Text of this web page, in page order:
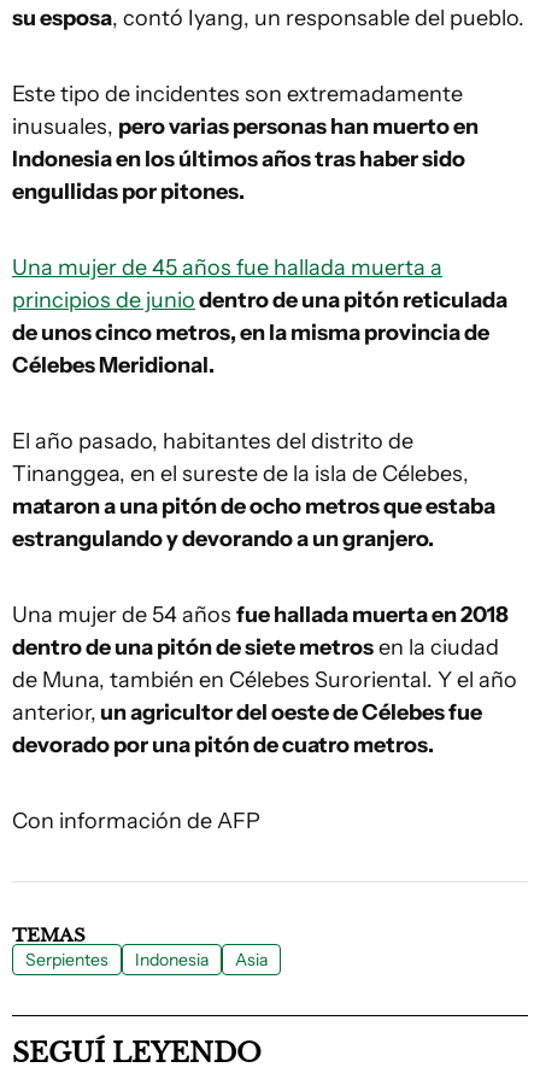
su esposa, contó Iyang, un responsable del pueblo.
Este tipo de incidentes son extremadamente
inusuales, pero varias personas han muerto en
Indonesia en los últimos años tras haber sido
engullidas por pitones.
Una mujer de 45 años fue hallada muerta a
principios de juniodentro de una pitón reticulada
de unos cinco metros, en la misma provincia de
Célebes Meridional.
El año pasado, habitantes del distrito de
Tinanggea, en el sureste de la isla de Célebes,
mataron a una pitón de ocho metros que estaba
estrangulando y devorando a un granjero.
Una mujer de 54 años fue hallada muerta en 2018
dentro de una pitón de siete metrosen la ciudad
de Muna, también en Célebes Suroriental. Y el año
anterior, un agricultor del oeste de Célebes fue
devorado por una pitón de cuatro metros.
Con información de AFP
TEMAS
Serpientes Indonesia Asia
SEGUÍ LEYENDO